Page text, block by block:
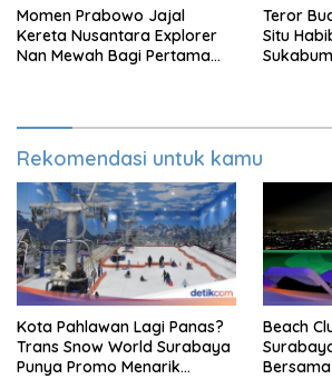
Momen Prabowo Jajal
Kereta Nusantara Explorer
Nan Mewah Bagi Pertama
Teror
Situ
Rekomendasi untuk kamu
Kota Pahlawan Lagi Panas?
Trans Snow World Surabaya
Punya Promo Menarik
Beach